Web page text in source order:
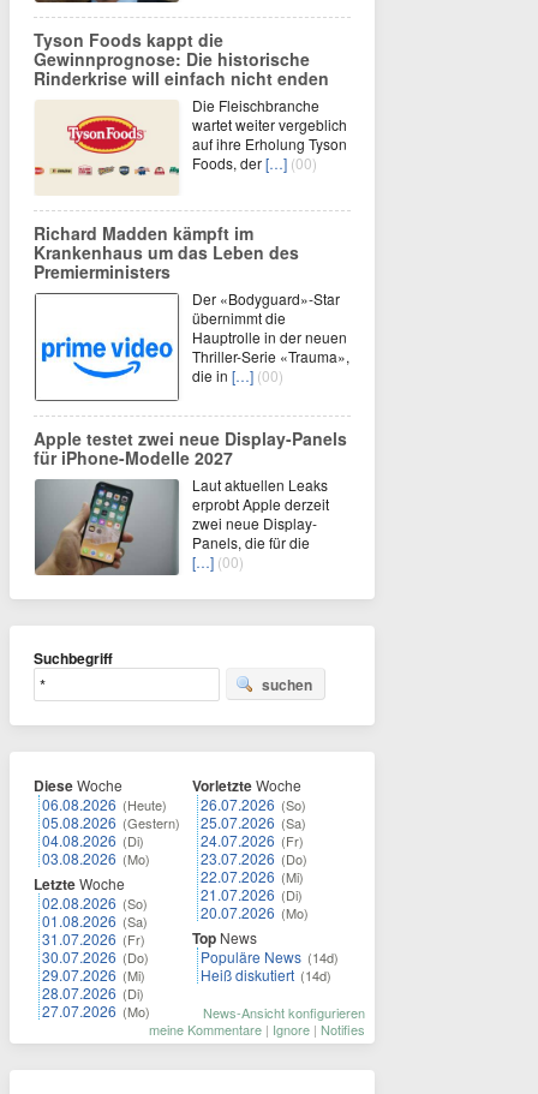
Tyson Foods kappt die
Gewinnprognose: Die historische
Rinderkrise will einfach nicht enden
Die Fleischbranche
wartet weiter vergeblich
auf ihre Erholung Tyson
Foods, der[…] (00)
Richard Madden kämpft im
Krankenhaus um das Leben des
Premierministers
Der «Bodyguard»-Star
übernimmt die
Hauptrolle in der neuen
Thriller-Serie «Trauma»,
die in […] (00)
Apple testet zwei neue Display-Panels
für iPhone-Modelle 2027
Laut aktuellen Leaks
erprobt Apple derzeit
zwei neue Display-
Panels, die für die
[…] (00)
Suchbegriff
suchen
DieseWoche
06.08.2026 (Heute)
05.08.2026 (Gestern)
04.08.2026 (Di)
03.08.2026 (Mo)
LetzteWoche
02.08.2026 (So)
01.08.2026 (Sa)
31.07.2026 (Fr)
30.07.2026 (Do)
29.07.2026 (Mi)
28.07.2026 (Di)
27.07.2026 (Mo)
VorletzteWoche
26.07.2026 (So)
25.07.2026 (Sa)
24.07.2026 (Fr)
23.07.2026 (Do)
22.07.2026 (Mi)
21.07.2026 (Di)
20.07.2026 (Mo)
Top News
Populäre News (14d)
Heiß diskutiert (14d)
News-Ansicht konfigurieren
meine Kommentare | Ignore | Notifies